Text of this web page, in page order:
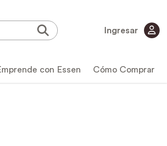
Ingresar
con Essen Cómo Comprar